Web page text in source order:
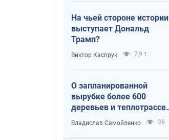
На чьей стороне истории
выступает Дональд
Трамп?
Виктор Каспрук 7,9 т.
О запланированной
вырубке более 600
деревьев и теплотрассе:
что происходит на
Теремках в Киеве
Владислав Самойленко 36